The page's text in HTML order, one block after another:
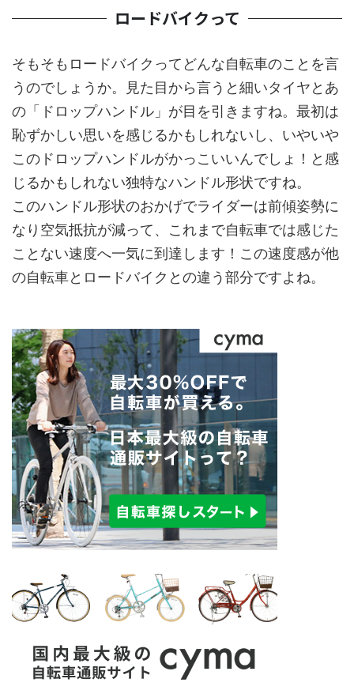
ロードバイクって
そもそもロードバイクってどんな自転車のことを言
うのでしょうか。見た目から言うと細いタイヤとあ
の「ドロップハンドル」が目を引きますね。最初は
恥ずかしい思いを感じるかもしれないし、いやいや
このドロップハンドルがかっこいいんでしょ！と感
じるかもしれない独特なハンドル形状ですね。
このハンドル形状のおかげでライダーは前傾姿勢に
なり空気抵抗が減って、これまで自転車では感じた
ことない速度へ一気に到達します！この速度感が他
の自転車とロードバイクとの違う部分ですよね。